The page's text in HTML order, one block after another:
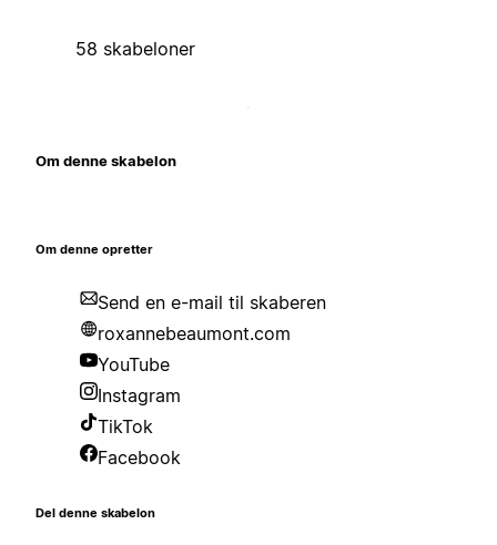
58 skabeloner
Om denne skabelon
Om denne opretter
Send en e-mail til skaberen
roxannebeaumont.com
YouTube
Instagram
TikTok
Facebook
Del denne skabelon